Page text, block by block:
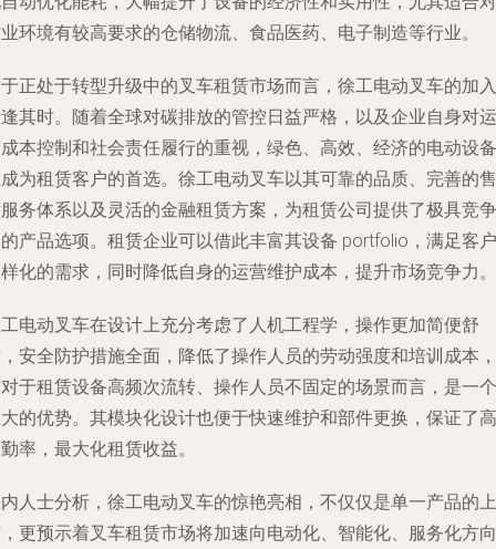
环境有较高要求的仓储物流、食品医药、电子制造等行业。
正处于转型升级中的叉车租赁市场而言，徐工电动叉车的加入
其时。随着全球对碳排放的管控日益严格，以及企业自身对运
本控制和社会责任履行的重视，绿色、高效、经济的电动设备
为租赁客户的首选。徐工电动叉车以其可靠的品质、完善的售
务体系以及灵活的金融租赁方案，为租赁公司提供了极具竞争
产品选项。租赁企业可以借此丰富其设备 portfolio，满足客户
化的需求，同时降低自身的运营维护成本，提升市场竞争力。
电动叉车在设计上充分考虑了人机工程学，操作更加简便舒
安全防护措施全面，降低了操作人员的劳动强度和培训成本，
于租赁设备高频次流转、操作人员不固定的场景而言，是一个
的优势。其模块化设计也便于快速维护和部件更换，保证了高
率，最大化租赁收益。
人士分析，徐工电动叉车的惊艳亮相，不仅仅是单一产品的上
更预示着叉车租赁市场将加速向电动化、智能化、服务化方向